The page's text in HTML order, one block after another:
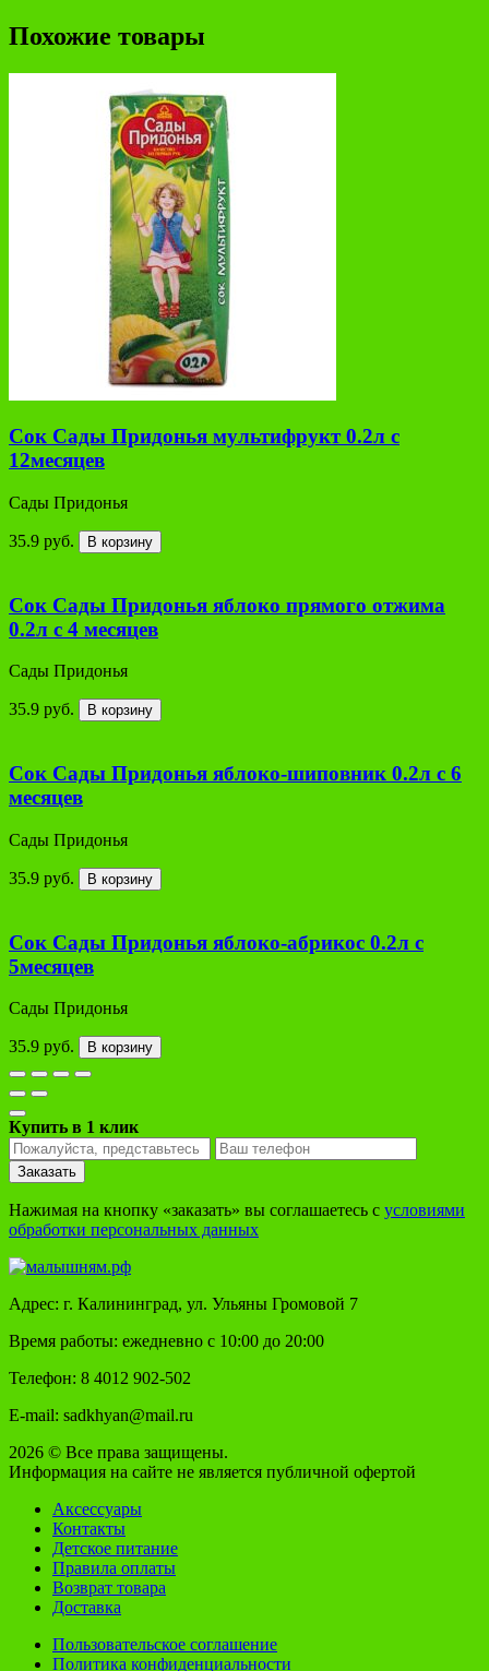
Похожие товары
Сок Сады Придонья мультифрукт 0.2л с
12месяцев
Сады Придонья
35.9 руб. В корзину
Сок Сады Придонья яблоко прямого отжима
0.2л с 4 месяцев
Сады Придонья
35.9 руб. В корзину
Сок Сады Придонья яблоко-шиповник 0.2л с 6
месяцев
Сады Придонья
35.9 руб. В корзину
Сок Сады Придонья яблоко-абрикос 0.2л с
5месяцев
Сады Придонья
35.9 руб. В корзину
Купить в 1 клик
Заказать
Нажимая на кнопку «заказать» вы соглашаетесь с условиями
обработки персональных данных
Адрес: г. Калининград, ул. Ульяны Громовой 7
Время работы: ежедневно с 10:00 до 20:00
Телефон: 8 4012 902-502
E-mail: sadkhyan@mail.ru
2026 © Все права защищены.
Информация на сайте не является публичной офертой
Аксессуары
Контакты
Детское питание
Правила оплаты
Возврат товара
Доставка
Пользовательское соглашение
Политика конфиденциальности